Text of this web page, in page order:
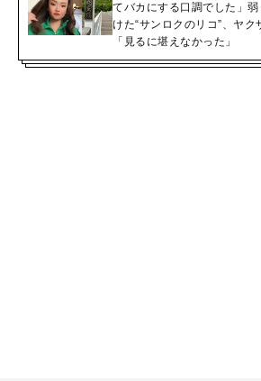
てバカにする口調でした」
けた“サンロクのリコ”、ヤ
「見るに堪えなかった」